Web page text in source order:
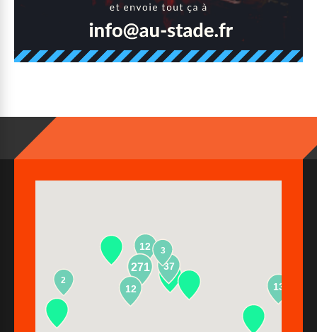
12
271
13
37
2
12
3